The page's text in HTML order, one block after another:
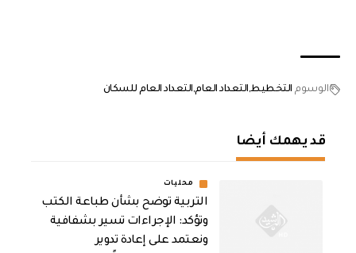
الوسوم التخطيط التعداد العام التعداد العام للسكان
قد يهمك أيضا
محليات
التربية توضح بشأن طباعة الكتب
وتؤكد: الإجراءات تسير بشفافية
ونعتمد على إعادة تدوير